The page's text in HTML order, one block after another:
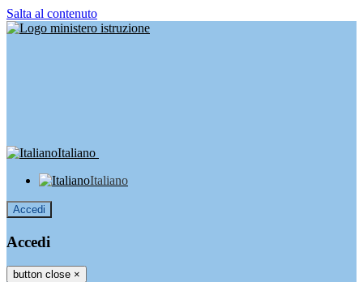
Salta al contenuto
Italiano
Italiano
Accedi
Accedi
button close ×